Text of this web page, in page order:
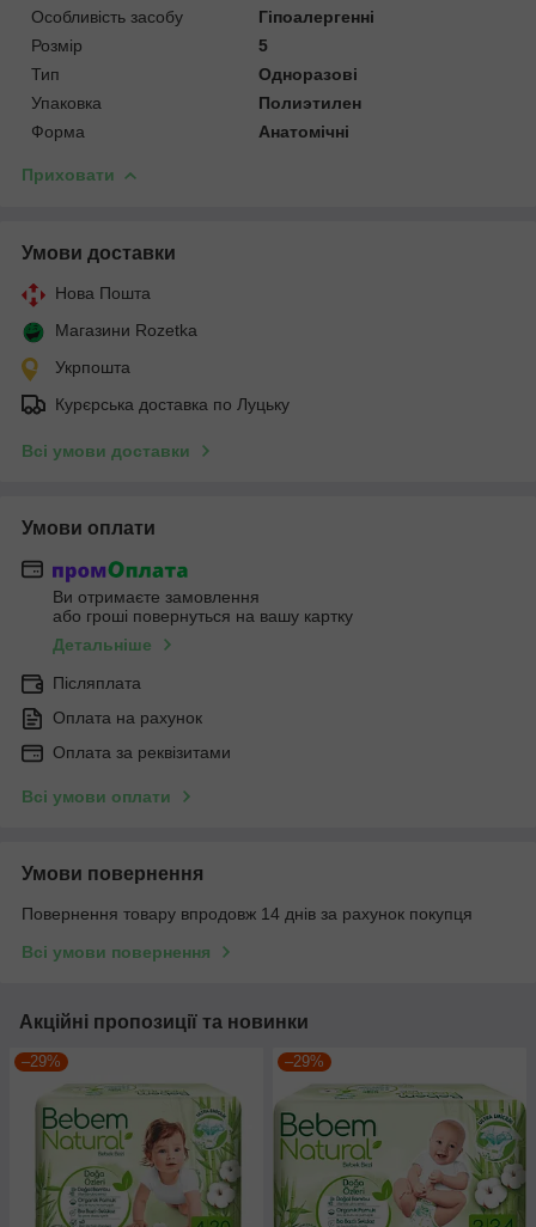
Особливість засобу
Гіпоалергенні
Розмір
5
Тип
Одноразові
Упаковка
Полиэтилен
Форма
Анатомічні
Приховати
Умови доставки
Нова Пошта
Магазини Rozetka
Укрпошта
Курєрська доставка по Луцьку
Всі умови доставки
Умови оплати
Ви отримаєте замовлення
або гроші повернуться на вашу картку
Детальніше
Післяплата
Оплата на рахунок
Оплата за реквізитами
Всі умови оплати
Умови повернення
Повернення товару впродовж 14 днів за рахунок покупця
Всі умови повернення
Акційні пропозиції та новинки
–29% –29%